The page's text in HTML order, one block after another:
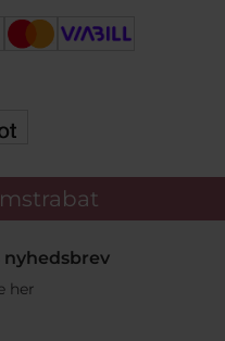
nyhedsbrev
her